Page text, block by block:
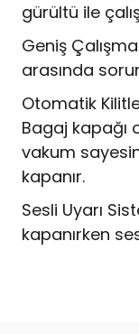
gürültü ile
Geniş
arasında
Otomatik
Bagaj kapağı
vakum
kapanır.
Sesli Uyarı
kapanırken